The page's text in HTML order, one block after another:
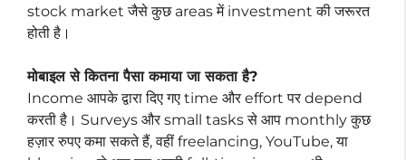
stock market जैसे कुछ areas में investment की जरूरत
होती है।
मोबाइल से कितना पैसा कमाया जा सकता है?
Income आपके द्वारा दिए गए time और effort पर depend
करती है। Surveys और small tasks से आप monthly कुछ
हज़ार रुपए कमा सकते हैं, वहीं freelancing, YouTube, या